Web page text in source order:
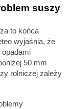
suszy
to końca
wyjaśnia, że
50 mm
rolniczej zależy